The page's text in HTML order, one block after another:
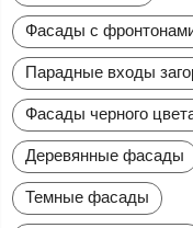
Фасады с
Парадные входы
Фасады черного
Деревянные фасады
Темные фасады